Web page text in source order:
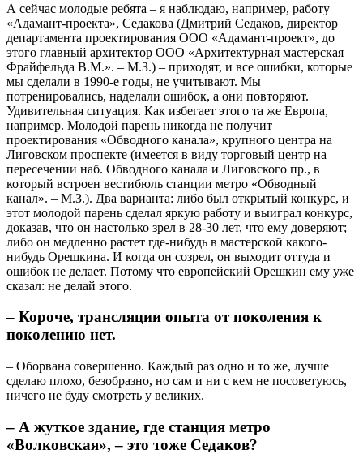
А сейчас молодые ребята – я наблюдаю, например, работу
«Адамант-проекта», Седакова (Дмитрий Седаков, директор
департамента проектирования ООО «Адамант-проект», до
этого главный архитектор ООО «Архитектурная мастерская
Фрайфельда В.М.». – М.З.) – приходят, и все ошибки, которые
мы сделали в 1990-е годы, не учитывают. Мы
потренировались, наделали ошибок, а они повторяют.
Удивительная ситуация. Как избегает этого та же Европа,
например. Молодой парень никогда не получит
проектирования «Обводного канала», крупного центра на
Лиговском проспекте (имеется в виду торговый центр на
пересечении наб. Обводного канала и Лиговского пр., в
который встроен вестибюль станции метро «Обводный
канал». – М.З.). Два варианта: либо был открытый конкурс, и
этот молодой парень сделал яркую работу и выиграл конкурс,
доказав, что он настолько зрел в 28-30 лет, что ему доверяют;
либо он медленно растет где-нибудь в мастерской какого-
нибудь Орешкина. И когда он созрел, он выходит оттуда и
ошибок не делает. Потому что европейский Орешкин ему уже
сказал: не делай этого.
– Короче, трансляции опыта от поколения к
поколению нет.
– Оборвана совершенно. Каждый раз одно и то же, лучше
сделаю плохо, безобразно, но сам и ни с кем не посоветуюсь,
ничего не буду смотреть у великих.
– А жуткое здание, где станция метро
«Волковская», – это тоже Седаков?